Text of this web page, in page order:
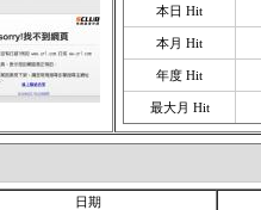
本日 Hit
本月 Hit
年度 Hit
最大月 Hit
日期